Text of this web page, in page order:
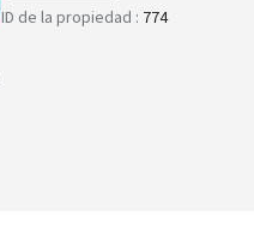
ID de la propiedad : 774